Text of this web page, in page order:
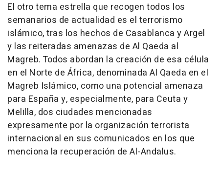
El otro tema estrella que recogen todos los
semanarios de actualidad es el terrorismo
islámico, tras los hechos de Casablanca y Argel
y las reiteradas amenazas de Al Qaeda al
Magreb. Todos abordan la creación de esa célula
en el Norte de África, denominada Al Qaeda en el
Magreb Islámico, como una potencial amenaza
para España y, especialmente, para Ceuta y
Melilla, dos ciudades mencionadas
expresamente por la organización terrorista
internacional en sus comunicados en los que
menciona la recuperación de Al-Andalus.